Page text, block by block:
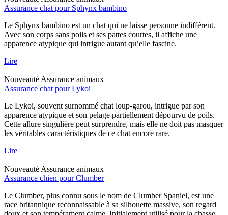
Assurance chat pour Sphynx bambino
Le Sphynx bambino est un chat qui ne laisse personne indifférent.
Avec son corps sans poils et ses pattes courtes, il affiche une
apparence atypique qui intrigue autant qu’elle fascine.
Lire
Nouveauté Assurance animaux
Assurance chat pour Lykoi
Le Lykoi, souvent surnommé chat loup-garou, intrigue par son
apparence atypique et son pelage partiellement dépourvu de poils.
Cette allure singulière peut surprendre, mais elle ne doit pas masquer
les véritables caractéristiques de ce chat encore rare.
Lire
Nouveauté Assurance animaux
Assurance chien pour Clumber
Le Clumber, plus connu sous le nom de Clumber Spaniel, est une
race britannique reconnaissable à sa silhouette massive, son regard